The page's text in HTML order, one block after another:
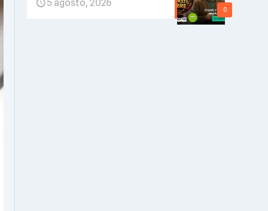
0
5 agosto, 2026